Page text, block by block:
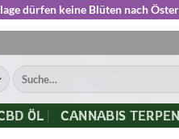
dürfen keine Blüten nach
Suche
nach:
ÖL CANNABIS